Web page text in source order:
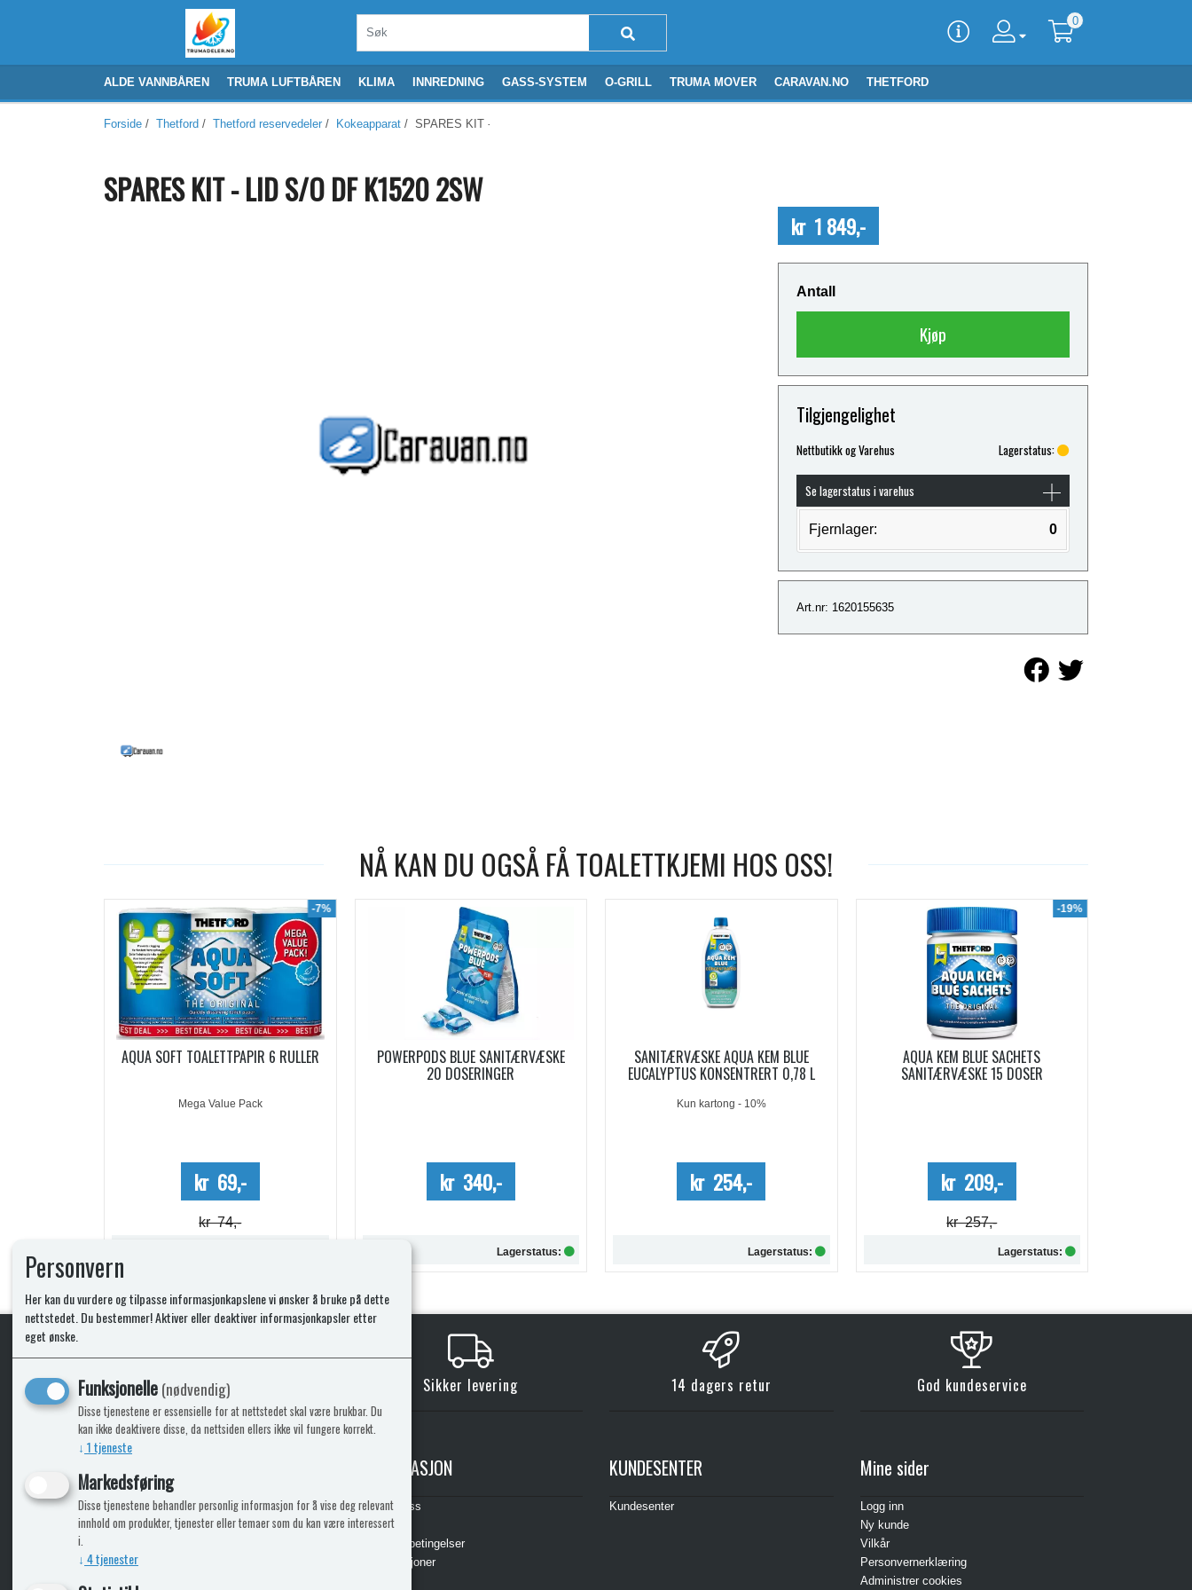
0
ALDE VANNBÅREN TRUMA LUFTBÅREN KLIMA INNREDNING GASS-SYSTEM O-GRILL TRUMA MOVER CARAVAN.NO THETFORD
Forside / Thetford / Thetford reservedeler / Kokeapparat / SPARES KIT - LID S/O DF K1520 2SW
SPARES KIT - LID S/O DF K1520 2SW
kr 1 849,-
Antall
Kjøp
Tilgjengelighet
Nettbutikk og Varehus Lagerstatus:
Se lagerstatus i varehus
Fjernlager: 0
Art.nr: 1620155635
NÅ KAN DU OGSÅ FÅ TOALETTKJEMI HOS OSS!
-7%
AQUA SOFT TOALETTPAPIR 6 RULLER
Mega Value Pack
kr 69,-
kr 74,-
Kjøp
POWERPODS BLUE SANITÆRVÆSKE
20 DOSERINGER
kr 340,-
Lagerstatus:
SANITÆRVÆSKE AQUA KEM BLUE
EUCALYPTUS KONSENTRERT 0,78 L
Kun kartong - 10%
kr 254,-
Lagerstatus:
-19%
AQUA KEM BLUE SACHETS
SANITÆRVÆSKE 15 DOSER
kr 209,-
kr 257,-
Lagerstatus:
KLikk & hent Sikker levering 14 dagers retur God kundeservice
ICARAVANGRUPPEN
Bobilkjeden - iCaravan Tromsø
Caravan.no - når camping er livet
Fritidsvarehuset.no - barn og velvære
INFORMASJON
Kontakt oss
Cookies
Leveringsbetingelser
Reklamasjoner
KUNDESENTER
Kundesenter
Mine sider
Logg inn
Ny kunde
Vilkår
Personvernerklæring
Administrer cookies
Personvern
Her kan du vurdere og tilpasse informasjonkapslene vi ønsker å bruke på dette
nettstedet. Du bestemmer! Aktiver eller deaktiver informasjonkapsler etter
eget ønske.
Funksjonelle(nødvendig)
Disse tjenestene er essensielle for at nettstedet skal være brukbar. Du
kan ikke deaktivere disse, da nettsiden ellers ikke vil fungere korrekt.
↓ 1tjeneste
Markedsføring
Disse tjenestene behandler personlig informasjon for å vise deg relevant
innhold om produkter, tjenester eller temaer som du kan være interessert
i.
↓ 4tjenester